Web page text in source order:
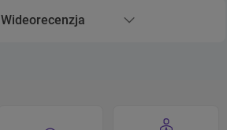
Wideorecenzja
Rozwiń sekcję Wideorecenzja